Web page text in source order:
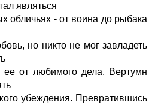
являться
обличьях - от воина до рыбака
но никто не мог завладеть
ее от любимого дела. Вертумн
убеждения. Превратившись